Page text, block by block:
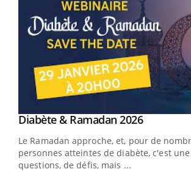
Youtube
Diabète & Ramadan 2026Youtube
Le Ramadan approche, et, pour de
personnes atteintes de diabète, c'est
questions, de défis, mais ...